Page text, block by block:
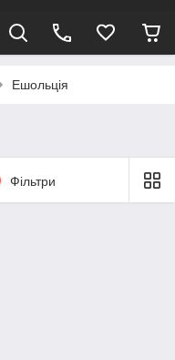
Ешольція
Фільтри